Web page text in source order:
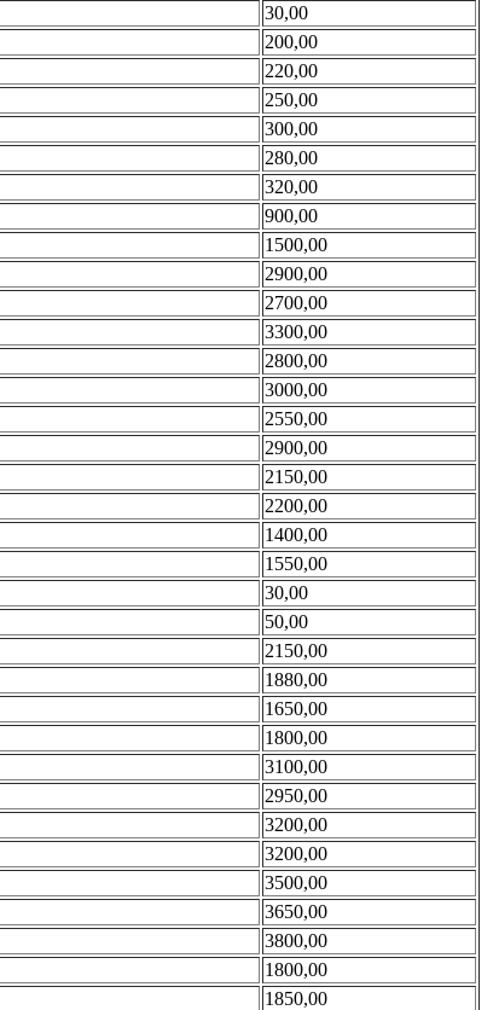
30,00
200,00
220,00
250,00
300,00
280,00
320,00
900,00
1500,00
2900,00
2700,00
3300,00
2800,00
3000,00
2550,00
2900,00
2150,00
2200,00
1400,00
1550,00
30,00
50,00
2150,00
1880,00
1650,00
1800,00
3100,00
2950,00
3200,00
3200,00
3500,00
3650,00
3800,00
1800,00
1850,00